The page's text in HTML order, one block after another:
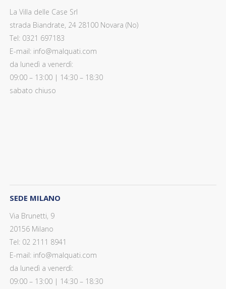
La Villa delle Case Srl
strada Biandrate, 24 28100 Novara (No)
Tel: 0321 697183
E-mail: info@malquati.com
da lunedì a venerdì:
09:00 – 13:00 | 14:30 – 18:30
sabato chiuso
SEDE MILANO
Via Brunetti, 9
20156 Milano
Tel: 02 2111 8941
E-mail: info@malquati.com
da lunedì a venerdì:
09:00 – 13:00 | 14:30 – 18:30